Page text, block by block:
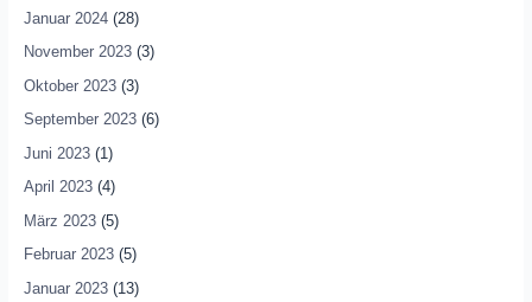
Januar 2024(28)
November 2023(3)
Oktober 2023(3)
September 2023(6)
Juni 2023(1)
April 2023(4)
März 2023(5)
Februar 2023(5)
Januar 2023(13)